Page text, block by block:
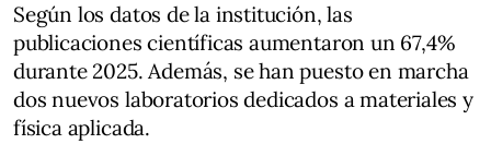
Según los datos de la institución, las
publicaciones científicas aumentaron un 67,4%
durante 2025. Además, se han puesto en marcha
dos nuevos laboratorios dedicados a materiales y
física aplicada.